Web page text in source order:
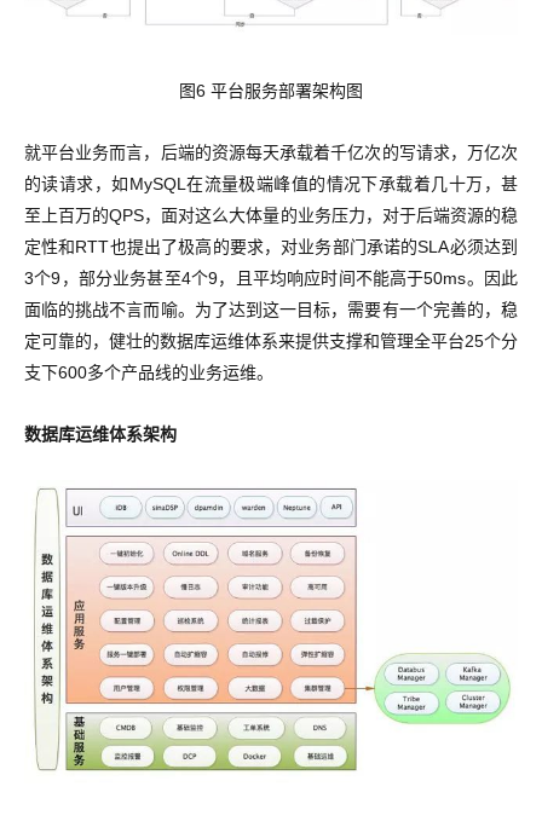
图6 平台服务部署架构图
就平台业务而言，后端的资源每天承载着千亿次的写请求，万亿次
的读请求，如MySQL在流量极端峰值的情况下承载着几十万，甚
至上百万的QPS，面对这么大体量的业务压力，对于后端资源的稳
定性和RTT也提出了极高的要求，对业务部门承诺的SLA必须达到
3个9，部分业务甚至4个9，且平均响应时间不能高于50ms。因此
面临的挑战不言而喻。为了达到这一目标，需要有一个完善的，稳
定可靠的，健壮的数据库运维体系来提供支撑和管理全平台25个分
支下600多个产品线的业务运维。
数据库运维体系架构